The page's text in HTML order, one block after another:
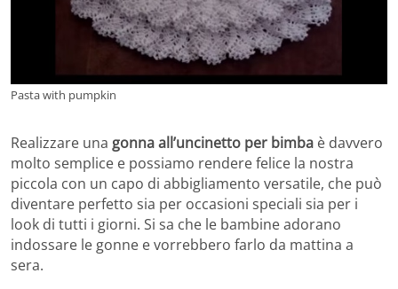
Pasta with pumpkin
Realizzare una gonna all’uncinetto per bimba è davvero
molto semplice e possiamo rendere felice la nostra
piccola con un capo di abbigliamento versatile, che può
diventare perfetto sia per occasioni speciali sia per i
look di tutti i giorni. Si sa che le bambine adorano
indossare le gonne e vorrebbero farlo da mattina a
sera.